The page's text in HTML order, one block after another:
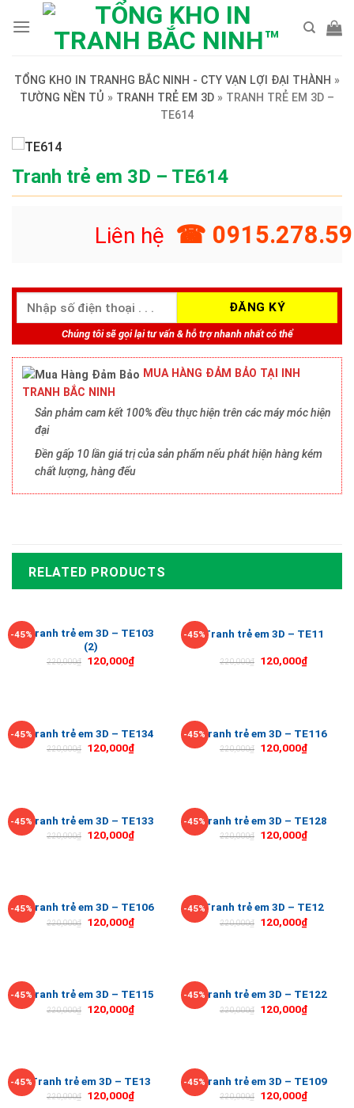
TỔNG KHO IN TRANHG BẮC NINH - CTY VẠN LỢI ĐẠI THÀNH »
TƯỜNG NỀN TỦ » TRANH TRẺ EM 3D » TRANH TRẺ EM 3D –
TE614
Tranh trẻ em 3D – TE614
Liên hệ ☎
Chúng tôi sẽ gọi lại tư vấn & hỗ trợ nhanh nhất có thể
MUA HÀNG ĐẢM BẢO TẠI INH
TRANH BẮC NINH
Sản phảm cam kết 100% đều thực hiện trên các máy móc hiện
đại
Đền gấp 10 lần giá trị của sản phẩm nếu phát hiện hàng kém
chất lượng, hàng đểu
RELATED PRODUCTS
-45%Tranh trẻ em 3D – TE103
(2)
220,000₫ 120,000₫
-45%Tranh trẻ em 3D – TE11
220,000₫ 120,000₫
-45%Tranh trẻ em 3D – TE134
220,000₫ 120,000₫
-45%Tranh trẻ em 3D – TE116
220,000₫ 120,000₫
-45%Tranh trẻ em 3D – TE133
220,000₫ 120,000₫
-45%Tranh trẻ em 3D – TE128
220,000₫ 120,000₫
-45%Tranh trẻ em 3D – TE106
220,000₫ 120,000₫
-45%Tranh trẻ em 3D – TE12
220,000₫ 120,000₫
-45%Tranh trẻ em 3D – TE115
220,000₫ 120,000₫
-45%Tranh trẻ em 3D – TE122
220,000₫ 120,000₫
-45%Tranh trẻ em 3D – TE13
220,000₫ 120,000₫
-45%Tranh trẻ em 3D – TE109
220,000₫ 120,000₫